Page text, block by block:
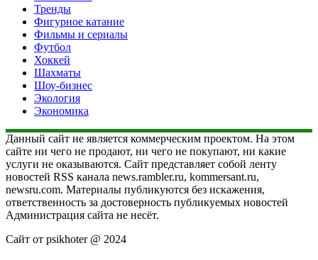
Тренды
Фигурное катание
Фильмы и сериалы
Футбол
Хоккей
Шахматы
Шоу-бизнес
Экология
Экономика
Данный сайт не является коммерческим проектом. На этом
сайте ни чего не продают, ни чего не покупают, ни какие
услуги не оказываются. Сайт представляет собой ленту
новостей RSS канала news.rambler.ru, kommersant.ru,
newsru.com. Материалы публикуются без искажения,
ответственность за достоверность публикуемых новостей
Администрация сайта не несёт.
Сайт от psikhoter @ 2024